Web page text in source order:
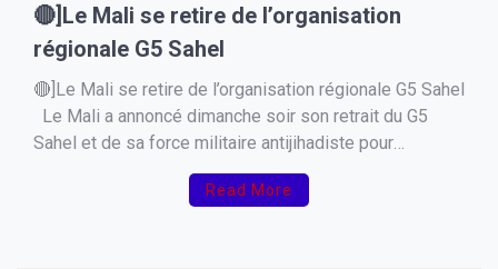
🔴]Le Mali se retire de l’organisation
régionale G5 Sahel
🔴]Le Mali se retire de l’organisation régionale G5 Sahel
Le Mali a annoncé dimanche soir son retrait du G5
Sahel et de sa force militaire antijihadiste pour
protester contre le refus qui lui est opposé d’assurer la
présidence de cette organisation régionale formée
Read More